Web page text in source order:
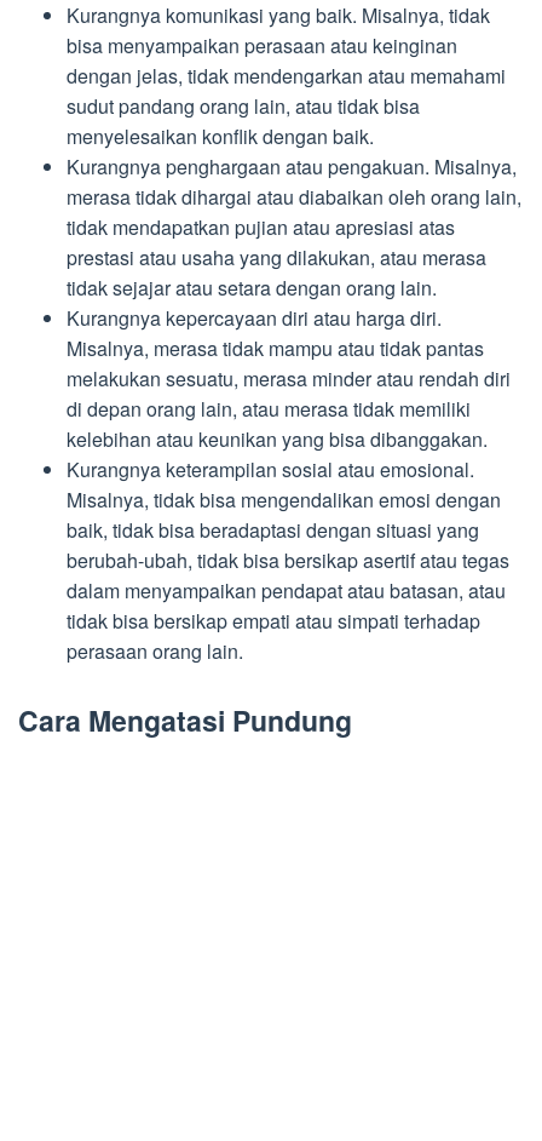
Kurangnya komunikasi yang baik. Misalnya, tidak
bisa menyampaikan perasaan atau keinginan
dengan jelas, tidak mendengarkan atau memahami
sudut pandang orang lain, atau tidak bisa
menyelesaikan konflik dengan baik.
Kurangnya penghargaan atau pengakuan. Misalnya,
merasa tidak dihargai atau diabaikan oleh orang lain,
tidak mendapatkan pujian atau apresiasi atas
prestasi atau usaha yang dilakukan, atau merasa
tidak sejajar atau setara dengan orang lain.
Kurangnya kepercayaan diri atau harga diri.
Misalnya, merasa tidak mampu atau tidak pantas
melakukan sesuatu, merasa minder atau rendah diri
di depan orang lain, atau merasa tidak memiliki
kelebihan atau keunikan yang bisa dibanggakan.
Kurangnya keterampilan sosial atau emosional.
Misalnya, tidak bisa mengendalikan emosi dengan
baik, tidak bisa beradaptasi dengan situasi yang
berubah-ubah, tidak bisa bersikap asertif atau tegas
dalam menyampaikan pendapat atau batasan, atau
tidak bisa bersikap empati atau simpati terhadap
perasaan orang lain.
Cara Mengatasi Pundung